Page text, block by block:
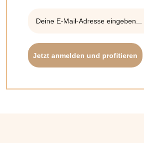
Jetzt anmelden und profitieren